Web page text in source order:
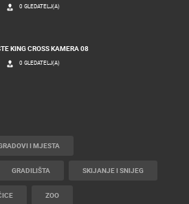
0 GLEDATELJ(A)
KING CROSS KAMERA 08
0 GLEDATELJ(A)
I MJESTA
GRADILIŠTA SKIJANJE I SNIJEG
ZOO